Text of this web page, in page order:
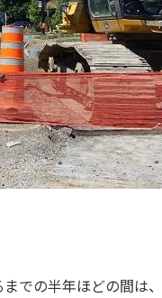
での半年ほどの間は